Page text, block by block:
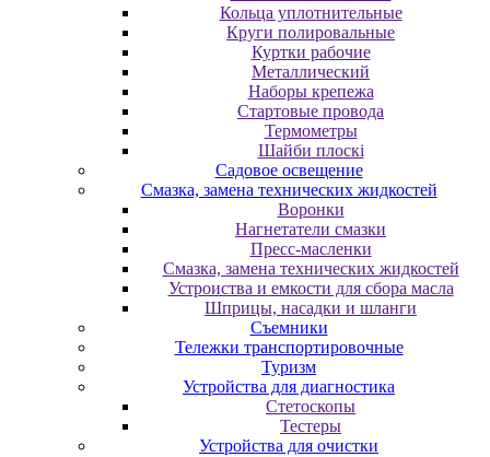
Кольца уплотнительные
Круги полировальные
Куртки рабочие
Металлический
Наборы крепежа
Стартовые провода
Термометры
Шайби плоскі
Садовое освещение
Смазка, замена технических жидкостей
Воронки
Нагнетатели смазки
Пресс-масленки
Смазка, замена технических жидкостей
Устроиства и емкости для сбора масла
Шприцы, насадки и шланги
Съемники
Тележки транспортировочные
Туризм
Устройства для диагностика
Стетоскопы
Тестеры
Устройства для очистки